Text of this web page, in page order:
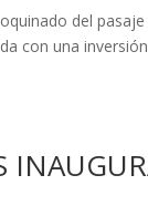
del
con una